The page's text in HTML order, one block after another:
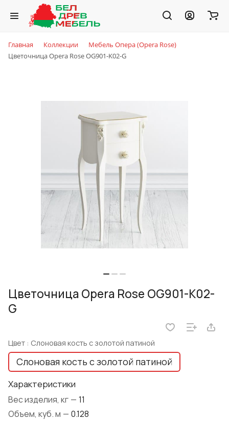
Главная Коллекции
Мебель Опера (Opera Rose)
Цветочница Opera Rose OG901-K02-G
Цветочница Opera Rose OG901-K02-
G
Цвет : Слоновая кость с золотой патиной
Слоновая кость с золотой патиной
Характеристики
Вес изделия, кг — 11
Объем, куб. м — 0.128